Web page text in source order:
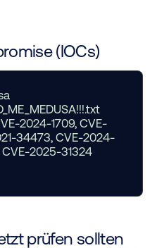
(IOCs)
2024-1709, CVE-
34473, CVE-2024-
2025-31324
prüfen sollten